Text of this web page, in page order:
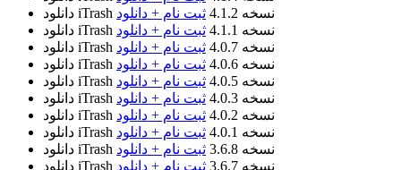
دانلود iTrash
نسخه 4.1.2
ثبت نام + دانلود
دانلود iTrash
نسخه 4.1.1
ثبت نام + دانلود
دانلود iTrash
نسخه 4.0.7
ثبت نام + دانلود
دانلود iTrash
نسخه 4.0.6
ثبت نام + دانلود
دانلود iTrash
نسخه 4.0.5
ثبت نام + دانلود
دانلود iTrash
نسخه 4.0.3
ثبت نام + دانلود
دانلود iTrash
نسخه 4.0.2
ثبت نام + دانلود
دانلود iTrash
نسخه 4.0.1
ثبت نام + دانلود
دانلود iTrash
نسخه 3.6.8
ثبت نام + دانلود
دانلود iTrash
نسخه 3.6.7 ثبت نام + دانلود